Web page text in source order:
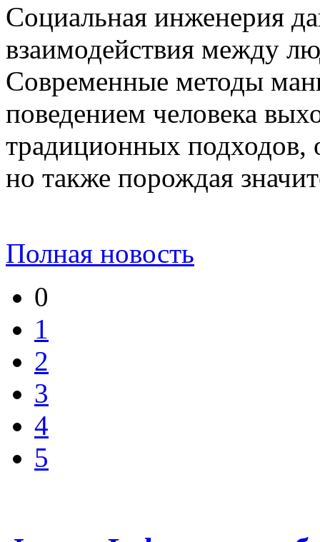
Социальная инженерия
взаимодействия между
Современные методы
поведением человека
традиционных подходов,
но также порождая
Полная новость
0
1
2
3
4
5